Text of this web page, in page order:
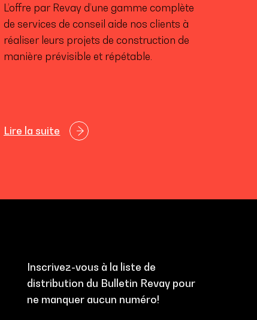
L’offre par Revay d’une gamme complète
de services de conseil aide nos clients à
réaliser leurs projets de construction de
manière prévisible et répétable.
Lire la suite
Inscrivez-vous à la liste de
distribution du Bulletin Revay pour
ne manquer aucun numéro!